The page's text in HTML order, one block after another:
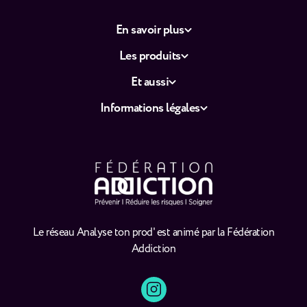
Le réseau Analyse ton prod' est animé par la Fédération
Addiction
En savoir plus
Les produits
Et aussi
Informations légales